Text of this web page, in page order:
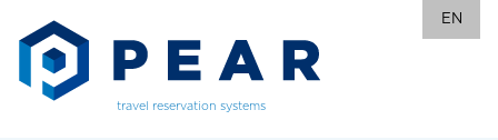
travel reservation systems
EN